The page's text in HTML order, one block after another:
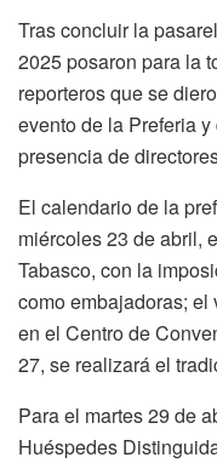
Tras concluir la
2025 posaron para la
reporteros que se
evento de la Preferia
presencia de
El calendario de la
miércoles 23 de abril,
Tabasco, con la
como embajadoras;
en el Centro de
27, se realizará el
Para el martes 29 de
Huéspedes